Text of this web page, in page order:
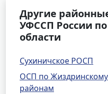
Другие
УФССП России
области
Сухиничское РОСП
ОСП по
районам